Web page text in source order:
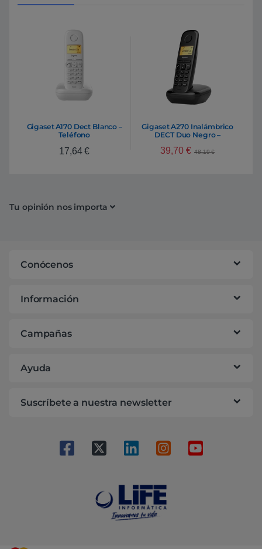
Gigaset A170 Dect Blanco –
Teléfono
17,64€
Gigaset A270 Inalámbrico
DECT Duo Negro –
39,70 € 48,19€
Tu opinión nos importa
Conócenos
Información
Campañas
Ayuda
Suscríbete a nuestra newsletter